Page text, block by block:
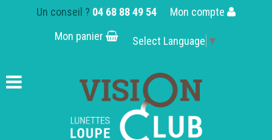
Un conseil ? 04 68 88 49 54
Mon compte
Mon panier
Select Language ▼